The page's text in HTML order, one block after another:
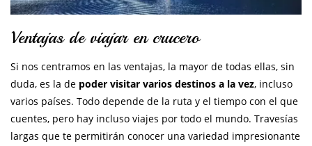
Ventajas de viajar en crucero
Si nos centramos en las ventajas, la mayor de todas ellas, sin
duda, es la de poder visitar varios destinos a la vez, incluso
varios países. Todo depende de la ruta y el tiempo con el que
cuentes, pero hay incluso viajes por todo el mundo. Travesías
largas que te permitirán conocer una variedad impresionante